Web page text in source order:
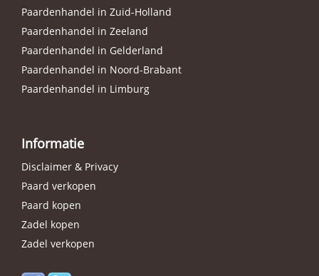
Paardenhandel in Zuid-Holland
Paardenhandel in Zeeland
Paardenhandel in Gelderland
Paardenhandel in Noord-Brabant
Paardenhandel in Limburg
Informatie
Disclaimer & Privacy
Paard verkopen
Paard kopen
Zadel kopen
Zadel verkopen